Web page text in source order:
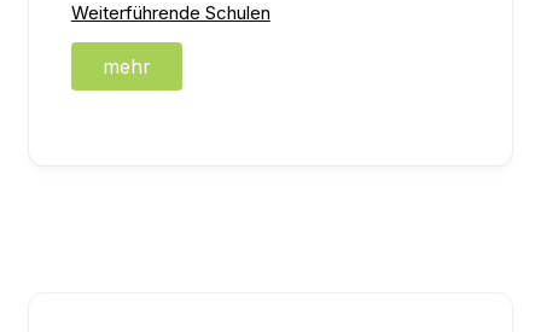
Weiterführende Schulen
mehr